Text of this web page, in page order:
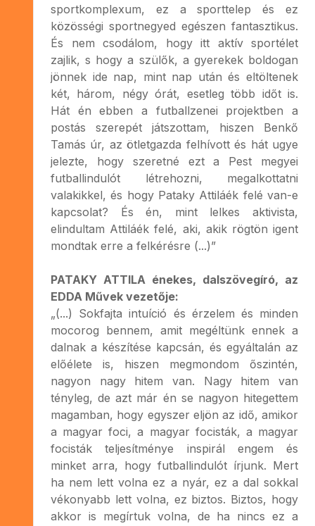
sportkomplexum, ez a sporttelep és ez
közösségi sportnegyed egészen fantasztikus.
És nem csodálom, hogy itt aktív sportélet
zajlik, s hogy a szülők, a gyerekek boldogan
jönnek ide nap, mint nap után és eltöltenek
két, három, négy órát, esetleg több időt is.
Hát én ebben a futballzenei projektben a
postás szerepét játszottam, hiszen Benkő
Tamás úr, az ötletgazda felhívott és hát ugye
jelezte, hogy szeretné ezt a Pest megyei
futballindulót létrehozni, megalkottatni
valakikkel, és hogy Pataky Attiláék felé van-e
kapcsolat? És én, mint lelkes aktivista,
elindultam Attiláék felé, aki, akik rögtön igent
mondtak erre a felkérésre (...)”
PATAKY ATTILA énekes, dalszövegíró, az
EDDA Művek vezetője:
„(...) Sokfajta intuíció és érzelem és minden
mocorog bennem, amit megéltünk ennek a
dalnak a készítése kapcsán, és egyáltalán az
előélete is, hiszen megmondom őszintén,
nagyon nagy hitem van. Nagy hitem van
tényleg, de azt már én se nagyon hitegettem
magamban, hogy egyszer eljön az idő, amikor
a magyar foci, a magyar focisták, a magyar
focisták teljesítménye inspirál engem és
minket arra, hogy futballindulót írjunk. Mert
ha nem lett volna ez a nyár, ez a dal sokkal
vékonyabb lett volna, ez biztos. Biztos, hogy
akkor is megírtuk volna, de ha nincs ez a